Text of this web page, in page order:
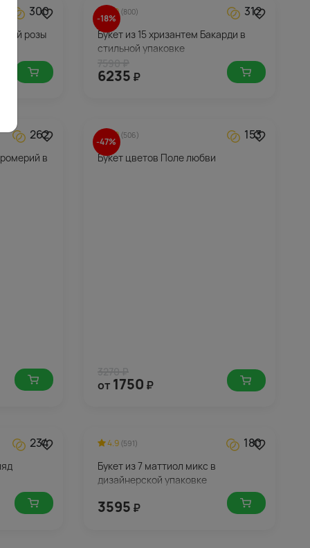
300
розы
-18%
5.0(800) 312
Букет из 15 хризантем Бакарди в
стильной упаковке
6235 ₽
262
в
-47%
5.0(506) 153
Букет цветов Поле любви
от 1750 ₽
234 4.9 (591) 180
Букет из 7 маттиол микс в
дизайнерской упаковке
3595 ₽